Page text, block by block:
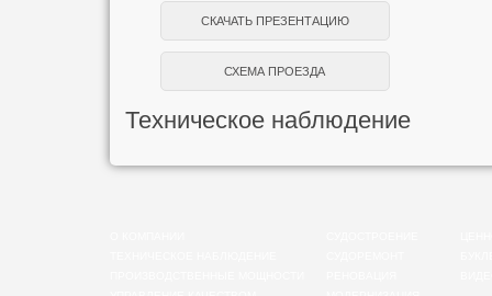
СКАЧАТЬ ПРЕЗЕНТАЦИЮ
СХЕМА ПРОЕЗДА
Техническое наблюдение